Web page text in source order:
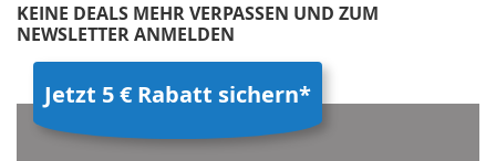
KEINE DEALS MEHR VERPASSEN UND ZUM
NEWSLETTER ANMELDEN
Jetzt 5 € Rabatt sichern*